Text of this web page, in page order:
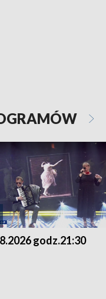
godz.21:30